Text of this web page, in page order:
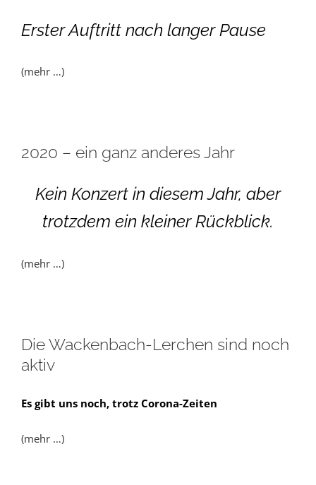
Erster Auftritt nach langer Pause
(mehr …)
2020 – ein ganz anderes Jahr
Kein Konzert in diesem Jahr, aber
trotzdem ein kleiner Rückblick.
(mehr …)
Die Wackenbach-Lerchen sind noch
aktiv
Es gibt uns noch, trotz Corona-Zeiten
(mehr …)